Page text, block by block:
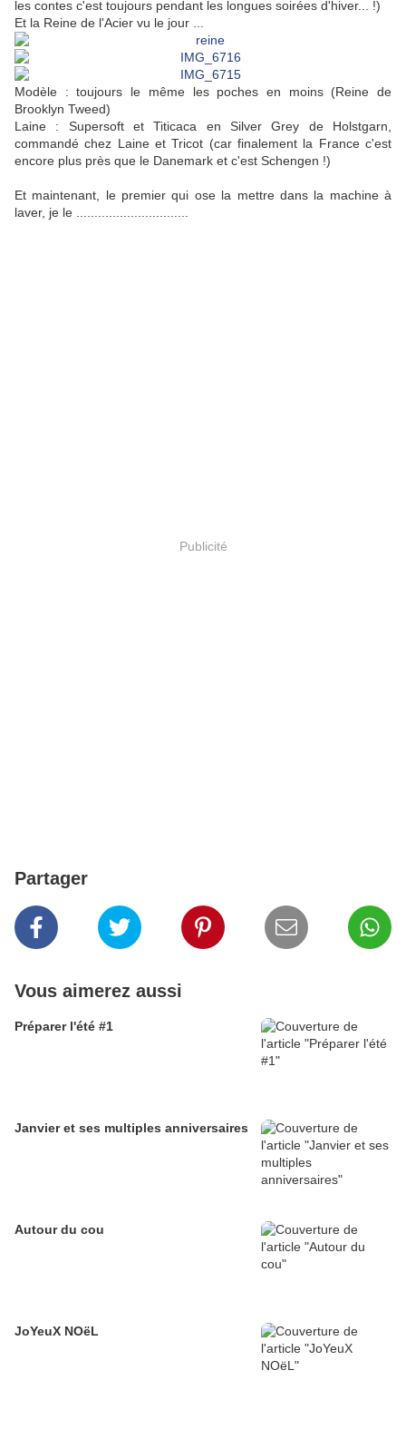
les contes c'est toujours pendant les longues soirées d'hiver... !)
Et la Reine de l'Acier vu le jour ...
Modèle : toujours le même les poches en moins (Reine de
Brooklyn Tweed)
Laine : Supersoft et Titicaca en Silver Grey de Holstgarn,
commandé chez Laine et Tricot (car finalement la France c'est
encore plus près que le Danemark et c'est Schengen !)
Et maintenant, le premier qui ose la mettre dans la machine à
laver, je le ...............................
Publicité
Partager
Vous aimerez aussi
Préparer l'été #1
Janvier et ses multiples anniversaires
Autour du cou
JoYeuX NOëL